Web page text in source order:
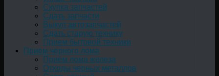
Скупка запчастей
Сдать запчасти
Выкуп автозапчастей
Сдать старую технику
Прием бытовой техники
Прием черного лома
Приём лома железа
Отходы черных металлов